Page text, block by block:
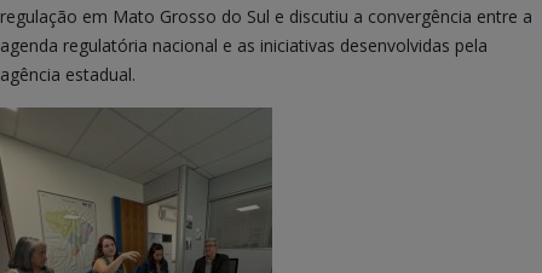
regulação em Mato Grosso do Sul e discutiu a convergência entre a
agenda regulatória nacional e as iniciativas desenvolvidas pela
agência estadual.